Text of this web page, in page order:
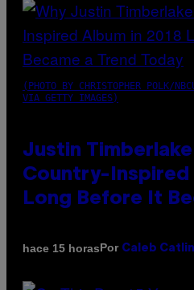
(PHOTO BY CHRISTOPHER POLK/
VIA GETTY IMAGES)
Justin
Country-Inspired
Long Before It
hace 15 horasPor Caleb Catlin